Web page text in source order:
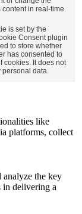
in real-time.
is set by the
Consent plugin
to store whether
has consented to
cookies. It does not
data.
like
platforms, collect
analyze the key
in delivering a